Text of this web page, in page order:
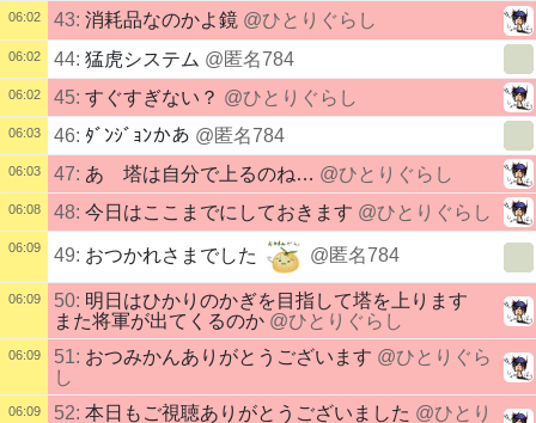
06:02 43: 消耗品なのかよ鏡 @ひとりぐらし
06:02 44: 猛虎システム @匿名784
06:02 45: すぐすぎない？ @ひとりぐらし
06:03 46: ﾀﾞﾝｼﾞｮﾝかあ @匿名784
06:03 47: あ 塔は自分で上るのね… @ひとりぐらし
06:08 48: 今日はここまでにしておきます @ひとりぐらし
06:09 49: おつかれさまでした @匿名784
06:09 50: 明日はひかりのかぎを目指して塔を上ります
また将軍が出てくるのか @ひとりぐらし
06:09 51: おつみかんありがとうございます @ひとりぐら
し
06:09 52: 本日もご視聴ありがとうございました @ひとり